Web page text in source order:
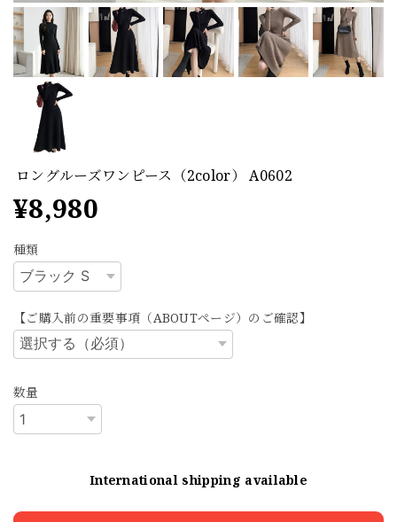
ロングルーズワンピース（2color） A0602
¥8,980
種類
【ご購入前の重要事項（ABOUTページ）のご確認】
数量
International shipping available